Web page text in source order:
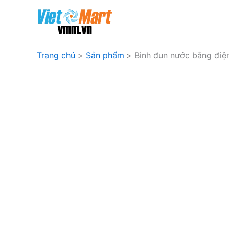
dung
Trang chủ Sản phẩm Bình đun nước bằng